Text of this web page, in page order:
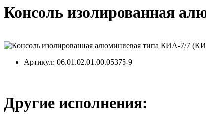
Консоль изолированная
Артикул: 06.01.02.01.00.05375-9
Другие исполнения: